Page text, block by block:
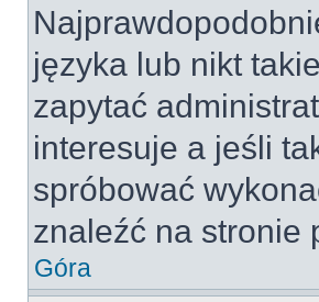
języka lub nikt
zapytać
interesuje a jeśli
spróbować
znaleźć na stronie
Góra